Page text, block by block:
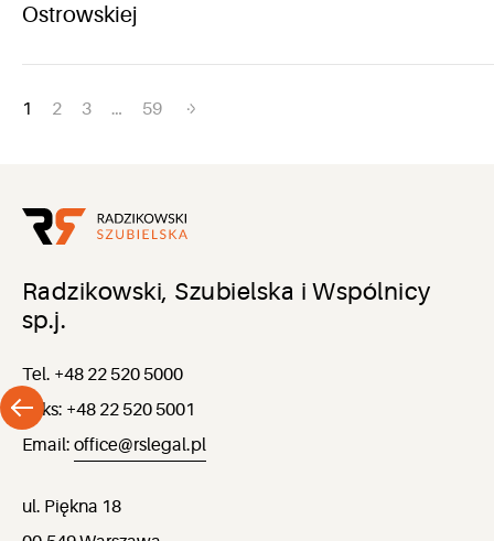
Ostrowskiej
Nawigacja
1 2 3 … 59
Radzikowski, Szubielska i Wspólnicy
sp.j.
Tel. +48 22 520 5000
Faks: +48 22 520 5001
Email: office@rslegal.pl
ul. Piękna 18